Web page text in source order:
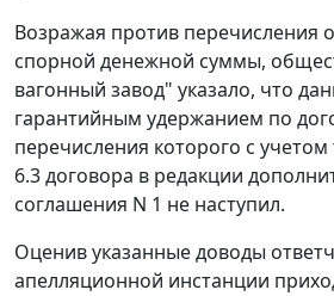
Возражая против перечисления
спорной денежной суммы,
вагонный завод" указало, что
гарантийным удержанием по
перечисления которого с
6.3 договора в редакции
соглашения N 1 не наступил.
Оценив указанные доводы
апелляционной инстанции